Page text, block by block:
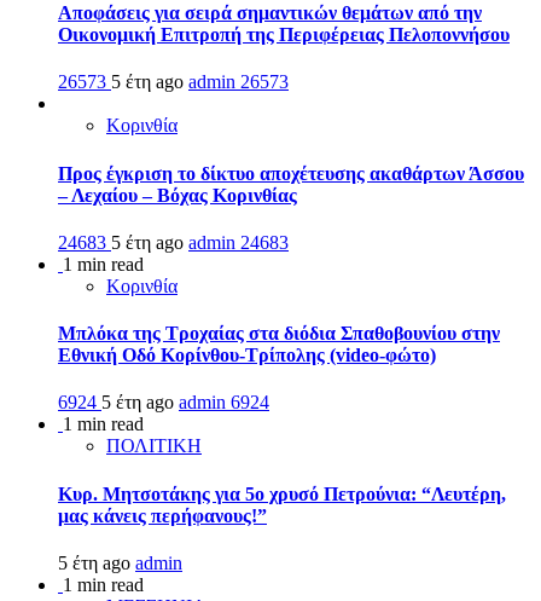
Αποφάσεις για σειρά σημαντικών θεμάτων από την
Οικονομική Επιτροπή της Περιφέρειας Πελοποννήσου
26573 5 έτη ago admin 26573
Κορινθία
Προς έγκριση το δίκτυο αποχέτευσης ακαθάρτων Άσσου
– Λεχαίου – Βόχας Κορινθίας
24683 5 έτη ago admin 24683
1 min read
Κορινθία
Μπλόκα της Τροχαίας στα διόδια Σπαθοβουνίου στην
Εθνική Οδό Κορίνθου-Τρίπολης (video-φώτο)
6924 5 έτη ago admin 6924
1 min read
ΠΟΛΙΤΙΚΗ
Κυρ. Μητσοτάκης για 5ο χρυσό Πετρούνια: “Λευτέρη,
μας κάνεις περήφανους!”
5 έτη ago admin
1 min read